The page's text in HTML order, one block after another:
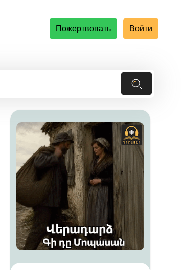
Пожертвовать Войти